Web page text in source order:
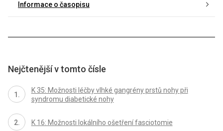
Informace o časopisu
Nejčtenější v tomto čísle
K 35: Možnosti léčby vlhké gangrény prstů nohy při
syndromu diabetické nohy
K 16: Možnosti lokálního ošetření fasciotomie